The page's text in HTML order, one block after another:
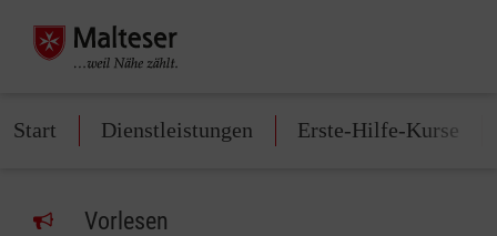
Start Dienstleistungen Erste-Hilfe-Kurse
Vorlesen